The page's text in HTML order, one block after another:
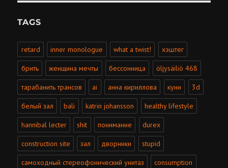
TAGS
retard inner monologue what a twist! хэштег
брить женщина мечты бессонница öljysäiliö 468
тарабанить трансов ai анна кириллова куни 3d
белый зал bali katrin johansson healthy lifestyle
hannibal lecter shit понимание durex
construction site зал дворники stupid
самоходный стереофонический унитаз consumption